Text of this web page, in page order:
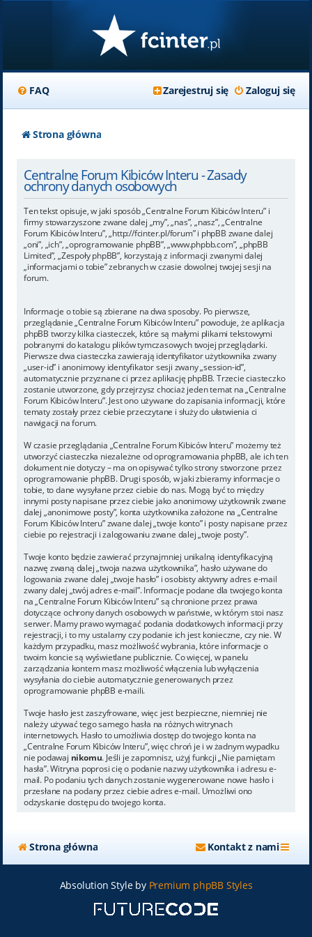
FAQ Zaloguj się
Zarejestruj się
Strona główna
Centralne Forum Kibiców Interu - Zasady
ochrony danych osobowych
Ten tekst opisuje, w jaki sposób „Centralne Forum Kibiców Interu” i
firmy stowarzyszone zwane dalej „my”, „nas”, „nasz”, „Centralne
Forum Kibiców Interu”, „http://fcinter.pl/forum” i phpBB zwane dalej
„oni”, „ich”, „oprogramowanie phpBB”, „www.phpbb.com”, „phpBB
Limited”, „Zespoły phpBB”, korzystają z informacji zwanymi dalej
„informacjami o tobie” zebranych w czasie dowolnej twojej sesji na
forum.
Informacje o tobie są zbierane na dwa sposoby. Po pierwsze,
przeglądanie „Centralne Forum Kibiców Interu” powoduje, że aplikacja
phpBB tworzy kilka ciasteczek, które są małymi plikami tekstowymi
pobranymi do katalogu plików tymczasowych twojej przeglądarki.
Pierwsze dwa ciasteczka zawierają identyfikator użytkownika zwany
„user-id” i anonimowy identyfikator sesji zwany „session-id”,
automatycznie przyznane ci przez aplikację phpBB. Trzecie ciasteczko
zostanie utworzone, gdy przejrzysz chociaż jeden temat na „Centralne
Forum Kibiców Interu”. Jest ono używane do zapisania informacji, które
tematy zostały przez ciebie przeczytane i służy do ułatwienia ci
nawigacji na forum.
W czasie przeglądania „Centralne Forum Kibiców Interu” możemy też
utworzyć ciasteczka niezależne od oprogramowania phpBB, ale ich ten
dokument nie dotyczy – ma on opisywać tylko strony stworzone przez
oprogramowanie phpBB. Drugi sposób, w jaki zbieramy informacje o
tobie, to dane wysyłane przez ciebie do nas. Mogą być to między
innymi posty napisane przez ciebie jako anonimowy użytkownik zwane
dalej „anonimowe posty”, konta użytkownika założone na „Centralne
Forum Kibiców Interu” zwane dalej „twoje konto” i posty napisane przez
ciebie po rejestracji i zalogowaniu zwane dalej „twoje posty”.
Twoje konto będzie zawierać przynajmniej unikalną identyfikacyjną
nazwę zwaną dalej „twoja nazwa użytkownika”, hasło używane do
logowania zwane dalej „twoje hasło” i osobisty aktywny adres e-mail
zwany dalej „twój adres e-mail”. Informacje podane dla twojego konta
na „Centralne Forum Kibiców Interu” są chronione przez prawa
dotyczące ochrony danych osobowych w państwie, w którym stoi nasz
serwer. Mamy prawo wymagać podania dodatkowych informacji przy
rejestracji, i to my ustalamy czy podanie ich jest konieczne, czy nie. W
każdym przypadku, masz możliwość wybrania, które informacje o
twoim koncie są wyświetlane publicznie. Co więcej, w panelu
zarządzania kontem masz możliwość włączenia lub wyłączenia
wysyłania do ciebie automatycznie generowanych przez
oprogramowanie phpBB e-maili.
Twoje hasło jest zaszyfrowane, więc jest bezpieczne, niemniej nie
należy używać tego samego hasła na różnych witrynach
internetowych. Hasło to umożliwia dostęp do twojego konta na
„Centralne Forum Kibiców Interu”, więc chroń je i w żadnym wypadku
nie podawaj nikomu. Jeśli je zapomnisz, użyj funkcji „Nie pamiętam
hasła”. Witryna poprosi cię o podanie nazwy użytkownika i adresu e-
mail. Po podaniu tych danych zostanie wygenerowane nowe hasło i
przesłane na podany przez ciebie adres e-mail. Umożliwi ono
odzyskanie dostępu do twojego konta.
Strona główna Kontakt z nami
Absolution Style by Premium phpBB Styles